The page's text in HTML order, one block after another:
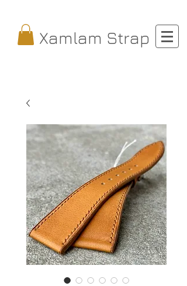
Xamlam Strap